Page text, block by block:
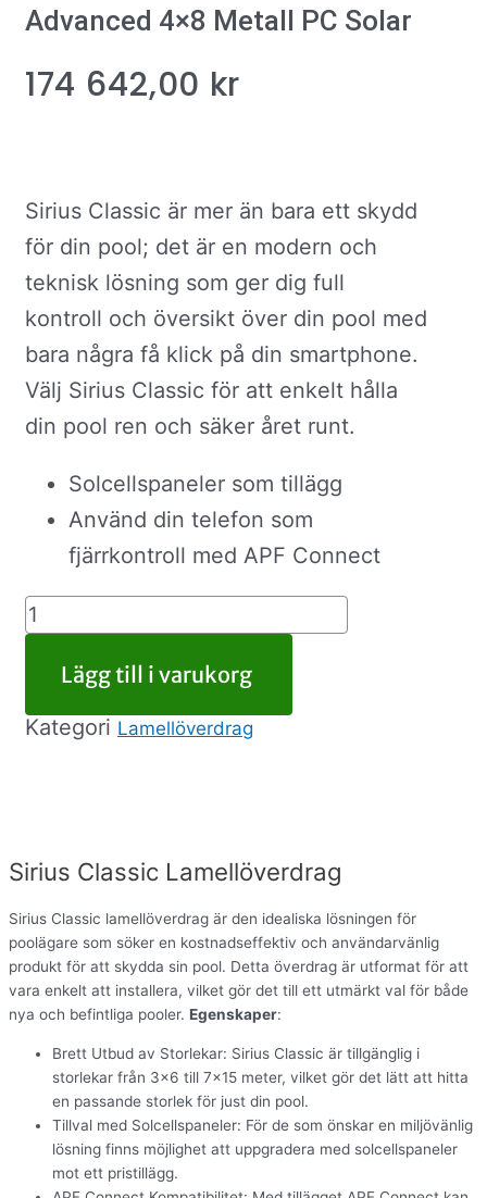
Advanced 4×8 Metall PC Solar
174 642,00 kr
Sirius Classic är mer än bara ett skydd
för din pool; det är en modern och
teknisk lösning som ger dig full
kontroll och översikt över din pool med
bara några få klick på din smartphone.
Välj Sirius Classic för att enkelt hålla
din pool ren och säker året runt.
Solcellspaneler som tillägg
Använd din telefon som
fjärrkontroll med APF Connect
Lägg till i varukorg
Kategori Lamellöverdrag
Sirius Classic Lamellöverdrag
Sirius Classic lamellöverdrag är den idealiska lösningen för
poolägare som söker en kostnadseffektiv och användarvänlig
produkt för att skydda sin pool. Detta överdrag är utformat för att
vara enkelt att installera, vilket gör det till ett utmärkt val för både
nya och befintliga pooler. Egenskaper:
Brett Utbud av Storlekar: Sirius Classic är tillgänglig i
storlekar från 3×6 till 7×15 meter, vilket gör det lätt att hitta
en passande storlek för just din pool.
Tillval med Solcellspaneler: För de som önskar en miljövänlig
lösning finns möjlighet att uppgradera med solcellspaneler
mot ett pristillägg.